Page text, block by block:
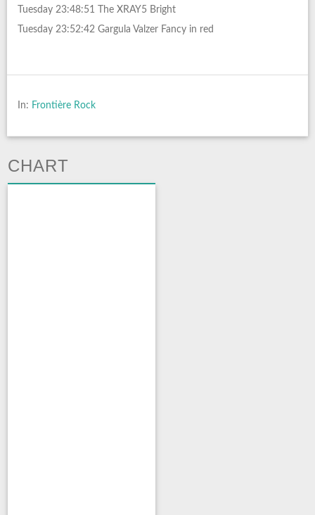
Tuesday 23:48:51 The XRAY5 Bright
Tuesday 23:52:42 Gargula Valzer Fancy in red
In: Frontière Rock
CHART